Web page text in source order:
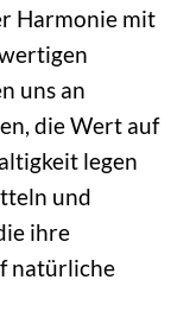
Harmonie mit
uns an
die Wert auf
legen
und
ihre
natürliche